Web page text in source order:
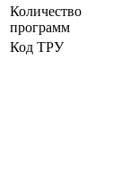
Количество
программ
Код ТРУ